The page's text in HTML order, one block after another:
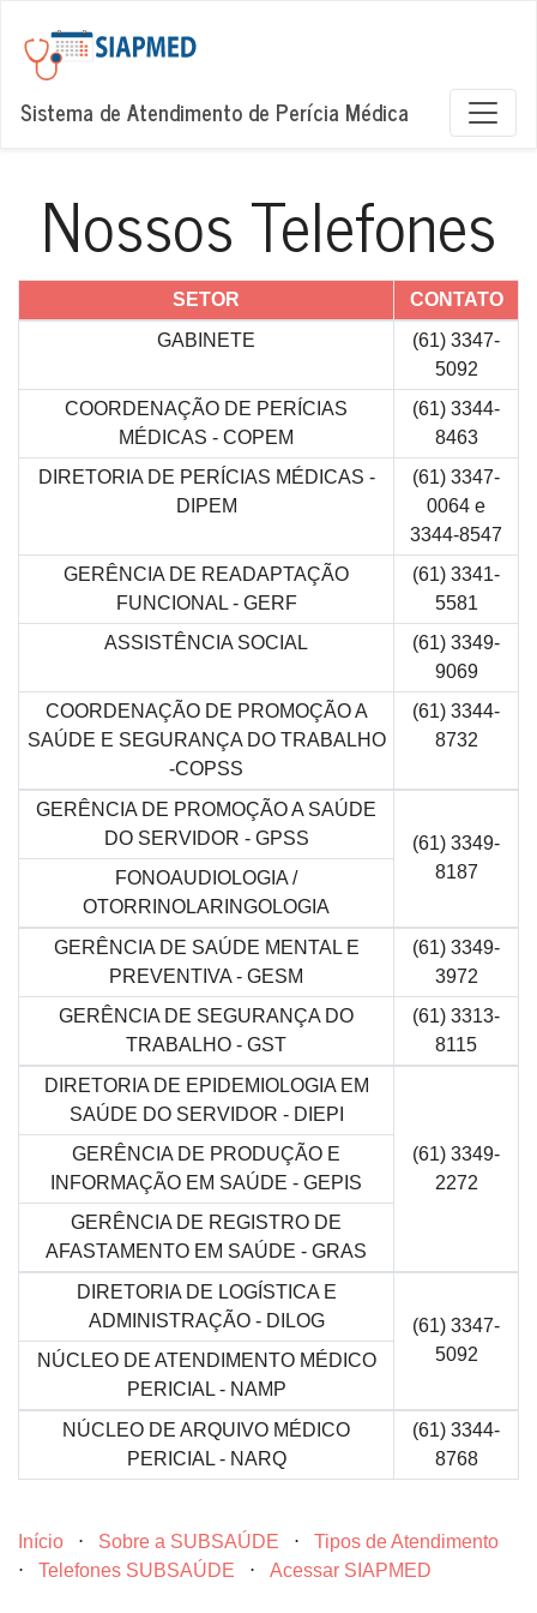
Sistema de Atendimento de Perícia Médica
Nossos Telefones
SETOR
CONTATO
GABINETE
(61) 3347-
5092
COORDENAÇÃO DE PERÍCIAS
MÉDICAS - COPEM
(61) 3344-
8463
DIRETORIA DE PERÍCIAS MÉDICAS -
DIPEM
(61) 3347-
0064 e
3344-8547
GERÊNCIA DE READAPTAÇÃO
FUNCIONAL - GERF
(61) 3341-
5581
ASSISTÊNCIA SOCIAL
(61) 3349-
9069
COORDENAÇÃO DE PROMOÇÃO A
SAÚDE E SEGURANÇA DO TRABALHO
-COPSS
(61) 3344-
8732
GERÊNCIA DE PROMOÇÃO A SAÚDE
DO SERVIDOR - GPSS
(61) 3349-
8187
FONOAUDIOLOGIA /
OTORRINOLARINGOLOGIA
GERÊNCIA DE SAÚDE MENTAL E
PREVENTIVA - GESM
(61) 3349-
3972
GERÊNCIA DE SEGURANÇA DO
TRABALHO - GST
(61) 3313-
8115
DIRETORIA DE EPIDEMIOLOGIA EM
SAÚDE DO SERVIDOR - DIEPI
(61) 3349-
2272
GERÊNCIA DE PRODUÇÃO E
INFORMAÇÃO EM SAÚDE - GEPIS
GERÊNCIA DE REGISTRO DE
AFASTAMENTO EM SAÚDE - GRAS
DIRETORIA DE LOGÍSTICA E
ADMINISTRAÇÃO - DILOG
(61) 3347-
5092
NÚCLEO DE ATENDIMENTO MÉDICO
PERICIAL - NAMP
NÚCLEO DE ARQUIVO MÉDICO
PERICIAL - NARQ
(61) 3344-
8768
Início ⋅ Sobre a SUBSAÚDE ⋅
Tipos de Atendimento
⋅
Telefones SUBSAÚDE ⋅ Acessar SIAPMED